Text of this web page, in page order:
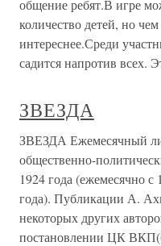
общение ребят.В игре
количество детей, но
интереснее.Среди
садится напротив всех.
ЗВЕЗДА
ЗВЕЗДА Ежемесячный
общественно-
1924 года (ежемесячно
года). Публикации А.
некоторых других
постановлении ЦК